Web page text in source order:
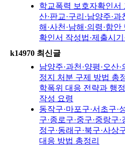
학교폭력 보호자확인서
산·판교·구리·남양주·과
해·사천·남해·의령·함
확인서 작성법·제출시기
k14970 최신글
남양주·과천·양평·오산
정지 처분 구제 방법 총
학폭위 대응 전략과 행
작성 요령
동작구·마포구·서초구·
구·종로구·중구·중랑구
정구·동래구·북구·사상
대응 방법 총정리